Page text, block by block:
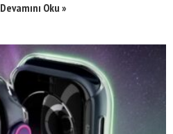
Devamını Oku »